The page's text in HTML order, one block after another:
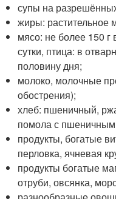
супы на
жиры: растительное
мясо: не более 150 г
сутки, птица: в
половину дня;
молоко, молочные
обострения);
хлеб: пшеничный,
помола с
продукты, богатые
перловка, ячневая
продукты богатые
отруби, овсянка,